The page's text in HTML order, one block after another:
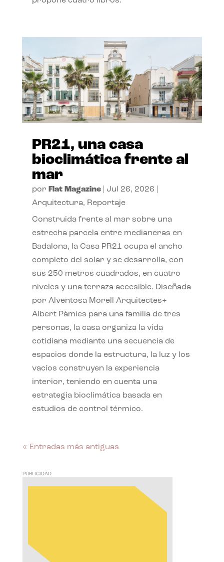
PR21, una casa
bioclimática frente al
mar
por Flat Magazine| Jul 26, 2026
Arquitectura, Reportaje
Construida frente al mar sobre una
estrecha parcela entre medianeras en
Badalona, la Casa PR21 ocupa el ancho
completo del solar y se desarrolla, con
sus 250 metros cuadrados, en cuatro
niveles y una terraza accesible. Diseñada
por Alventosa Morell Arquitectes+
Albert Pàmies para una familia de tres
personas, la casa organiza la vida
cotidiana mediante una secuencia de
espacios donde la estructura, la luz y los
vacíos construyen la experiencia
interior, teniendo en cuenta una
estrategia bioclimática basada en
estudios de control térmico.
« Entradas más antiguas
PUBLICIDAD